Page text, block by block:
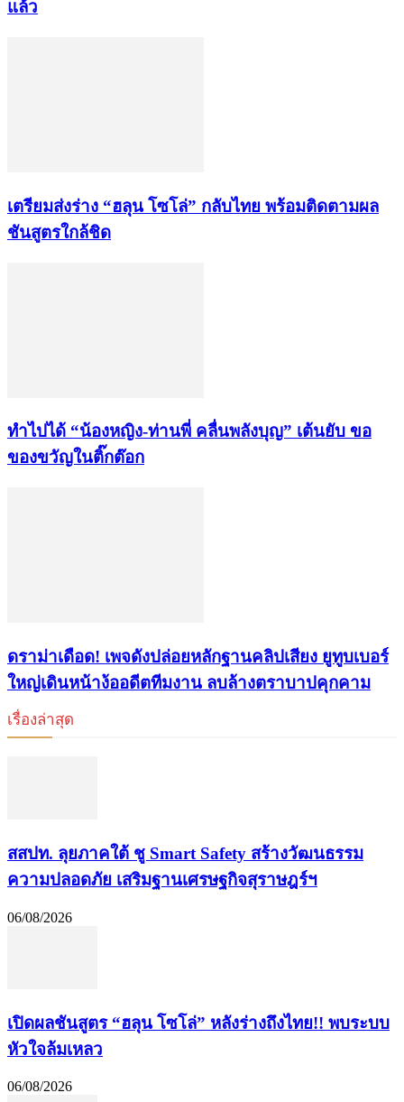
แล้ว
เตรียมส่งร่าง “ฮลุน โซโล่” กลับไทย พร้อมติดตามผล
ชันสูตรใกล้ชิด
ทำไปได้ “น้องหญิง-ท่านพี่ คลื่นพลังบุญ” เต้นยับ ขอ
ของขวัญในติ๊กต๊อก
ดราม่าเดือด! เพจดังปล่อยหลักฐานคลิปเสียง ยูทูบเบอร์
ใหญ่เดินหน้าง้ออดีตทีมงาน ลบล้างตราบาปคุกคาม
เรื่องล่าสุด
​สสปท. ลุยภาคใต้ ชู Smart Safety สร้างวัฒนธรรม
ความปลอดภัย เสริมฐานเศรษฐกิจสุราษฎร์ฯ
06/08/2026
เปิดผลชันสูตร “ฮลุน โซโล่” หลังร่างถึงไทย!! พบระบบ
หัวใจล้มเหลว
06/08/2026